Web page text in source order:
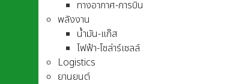
ทางอากาศ-การบิน
พลังงาน
น้ำมัน-แก๊ส
ไฟฟ้า-โซล่าร์เซลล์
Logistics
ยานยนต์